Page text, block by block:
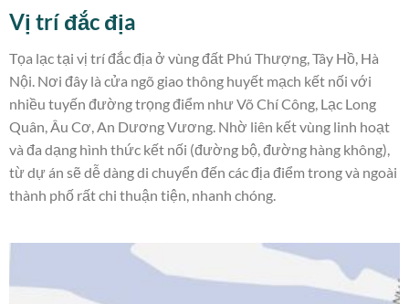
Vị trí đắc địa
Tọa lạc tại vị trí đắc địa ở vùng đất Phú Thượng, Tây Hồ, Hà
Nội. Nơi đây là cửa ngõ giao thông huyết mạch kết nối với
nhiều tuyến đường trọng điểm như Võ Chí Công, Lạc Long
Quân, Âu Cơ, An Dương Vương. Nhờ liên kết vùng linh hoạt
và đa dạng hình thức kết nối (đường bộ, đường hàng không),
từ dự án sẽ dễ dàng di chuyển đến các địa điểm trong và ngoài
thành phố rất chi thuận tiện, nhanh chóng.